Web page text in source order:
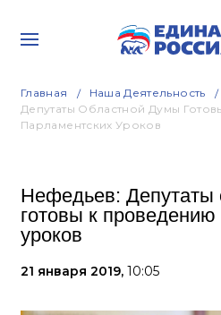
Главная Наша Деятельность
Депутаты Областной Думы
Парламентских Уроков
Нефедьев: Депутаты
готовы к проведению
уроков
21 января 2019, 10:05